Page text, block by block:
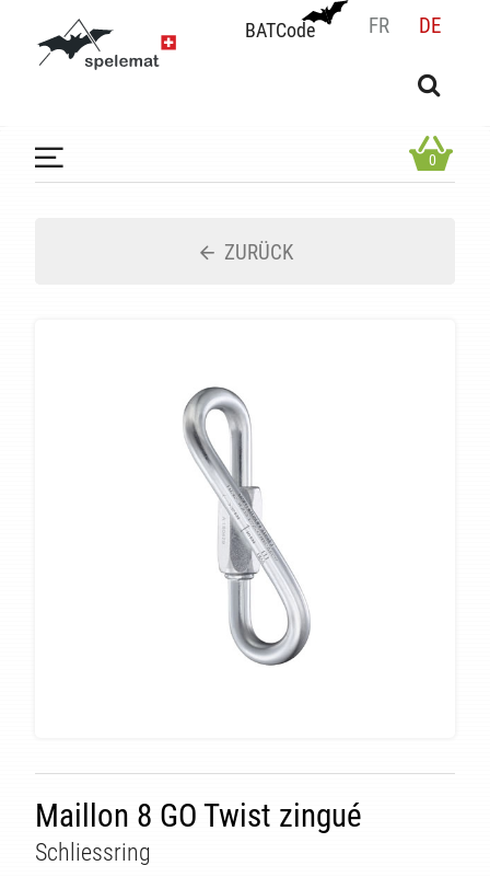
BATCode FR DE
BATCode
OK
0
ZURÜCK
Maillon 8 GO Twist zingué
Schliessring